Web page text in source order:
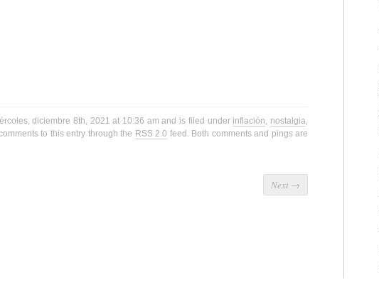
diciembre 8th, 2021 at 10:36 am and is filed under inflación, nostalgia,
to this entry through the RSS 2.0 feed. Both comments and pings are
Next →